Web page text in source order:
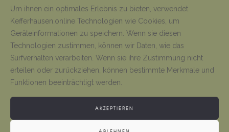
Um ihnen ein optimales Erlebnis zu bieten, verwendet
Kefferhausen.online Technologien wie Cookies, um
Geräteinformationen zu speichern. Wenn sie diesen
Technologien zustimmen, können wir Daten, wie das
Surfverhalten verarbeiten. Wenn sie ihre Zustimmung nicht
erteilen oder zurückziehen, können bestimmte Merkmale und
Funktionen beeinträchtigt werden.
AKZEPTIEREN